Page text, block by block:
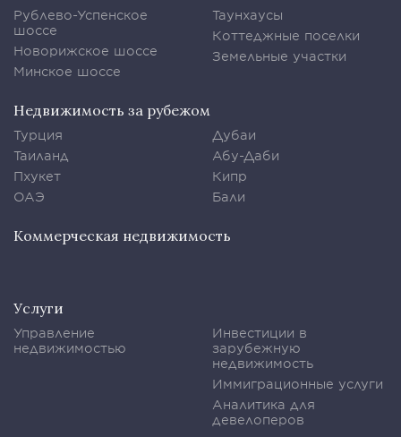
Рублево-Успенское
шоссе
Новорижское шоссе
Минское шоссе
Таунхаусы
Коттеджные поселки
Земельные участки
Недвижимость за рубежом
Турция
Таиланд
Пхукет
ОАЭ
Дубаи
Абу-Даби
Кипр
Бали
Коммерческая недвижимость
Услуги
Управление
недвижимостью
Инвестиции в
зарубежную
недвижимость
Иммиграционные услуги
Аналитика для
девелоперов